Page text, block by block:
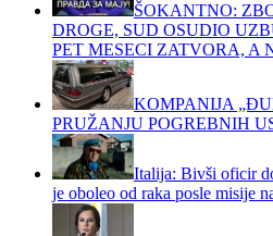
ŠOKANTNO:
DROGE, SUD OSUDIO
PET MESECI ZATVORA, A
KOMPANIJA
PRUŽANJU POGREBNIH
Italija: Bivši oficir
je oboleo od raka posle misije